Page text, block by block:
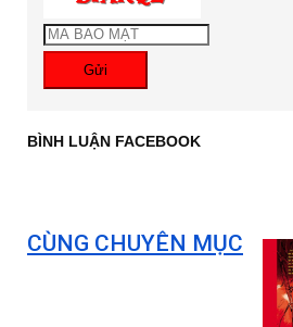
Gửi
BÌNH LUẬN FACEBOOK
CÙNG CHUYÊN MỤC